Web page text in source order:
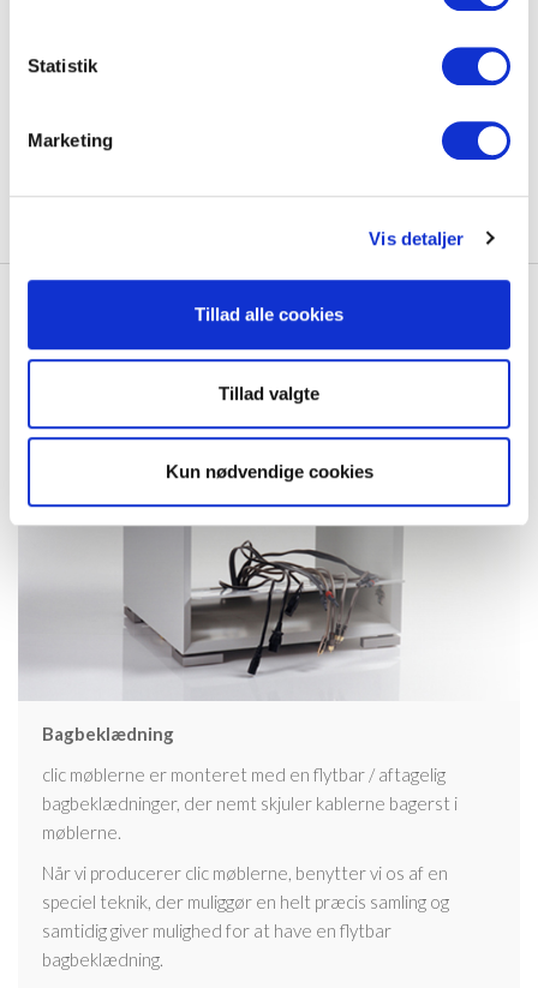
Statistik
Marketing
Vis detaljer
Tillad alle cookies
Tillad valgte
Kun nødvendige cookies
6. Concrete, 7. Latte, 8. Basalt Grå, 9. Hvid, 10. Olivengrøn
For at læse mere om vores stoflågerklik her.
Bagbeklædning
clic møblerne er monteret med en flytbar / aftagelig
bagbeklædninger, der nemt skjuler kablerne bagerst i
møblerne.
Når vi producerer clic møblerne, benytter vi os af en
speciel teknik, der muliggør en helt præcis samling og
samtidig giver mulighed for at have en flytbar
bagbeklædning.